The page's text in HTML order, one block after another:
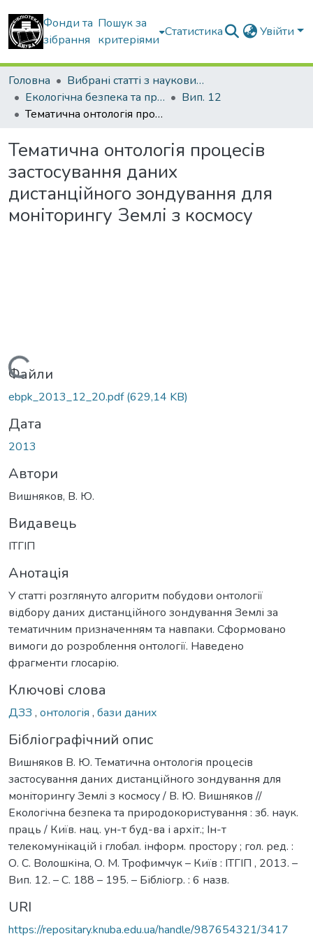
Фонди та
зібрання
Пошук за
критеріями
Статистика Увійти
Головна
Вибрані статті з наукових збірників КНУБА
Екологічна безпека та природокористування
Вип. 12
Тематична онтологія процесів застосування даних дистанційного зондування для моніторингу Землі з космосу
Тематична онтологія процесів
застосування даних
дистанційного зондування для
моніторингу Землі з космосу
Вантажиться...
Файли
ebpk_2013_12_20.pdf(629,14 KB)
Дата
2013
Автори
Вишняков, В. Ю.
Видавець
ІТГІП
Анотація
У статті розглянуто алгоритм побудови онтології
відбору даних дистанційного зондування Землі за
тематичним призначенням та навпаки. Сформовано
вимоги до розроблення онтології. Наведено
фрагменти глосарію.
Ключові слова
ДЗЗ , онтологія , бази даних
Бібліографічний опис
Вишняков В. Ю. Тематична онтологія процесів
застосування даних дистанційного зондування для
моніторингу Землі з космосу / В. Ю. Вишняков //
Екологічна безпека та природокористування : зб. наук.
праць / Київ. нац. ун-т буд-ва і архіт.; Ін-т
телекомунікацій і глобал. інформ. простору ; гол. ред. :
О. С. Волошкіна, О. М. Трофимчук – Київ : ІТГІП , 2013. –
Вип. 12. – С. 188 – 195. – Бібліогр. : 6 назв.
URI
https://repositary.knuba.edu.ua/handle/987654321/3417